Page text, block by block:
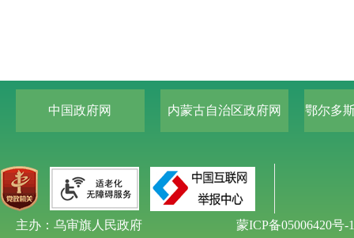
中国政府网 内蒙古自治区政府网 鄂尔多
主办：乌审旗人民政府
蒙ICP备05006420号-1